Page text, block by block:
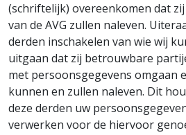
(schriftelijk) overeenkomen dat
van de AVG zullen naleven.
derden inschakelen van wie wij
uitgaan dat zij betrouwbare
met persoonsgegevens omgaan
kunnen en zullen naleven. Dit
deze derden uw
verwerken voor de hiervoor